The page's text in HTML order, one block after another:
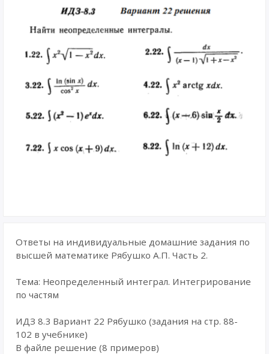
Ответы на индивидуальные домашние задания по
высшей математике Рябушко А.П. Часть 2.
Тема: Неопределенный интеграл. Интегрирование
по частям
ИДЗ 8.3 Вариант 22 Рябушко (задания на стр. 88-
102 в учебнике)
В файле решение (8 примеров)